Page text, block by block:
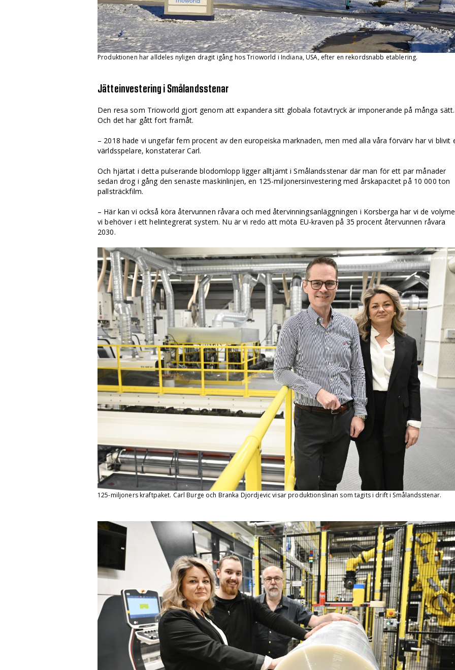
Produktionen har alldeles nyligen dragit igång hos Trioworld i Indiana, USA, efter en rekordsnabb etablering.
Jätteinvestering i Smålandsstenar
Den resa som Trioworld gjort genom att expandera sitt globala fotavtryck är imponerande på många sätt.
Och det har gått fort framåt.
– 2018 hade vi ungefär fem procent av den europeiska marknaden, men med alla våra förvärv har vi blivit
världsspelare, konstaterar Carl.
Och hjärtat i detta pulserande blod­omlopp ligger alltjämt i Smålandsstenar där man för ett par månader
sedan drog i gång den senaste maskinlinjen, en 125-miljonersinvestering med års­­kapacitet på 10 000 ton
pallsträckfilm.
– Här kan vi också köra återvunnen råvara och med återvinningsanläggningen i Korsberga har vi de
vi behöver i ett helintegrerat system. Nu är vi redo att möta EU-kraven på 35 procent återvunnen råvara
2030.
125-miljoners kraftpaket. Carl Burge och Branka Djordjevic visar produktionslinan som tagits i drift i Smålandsstenar.